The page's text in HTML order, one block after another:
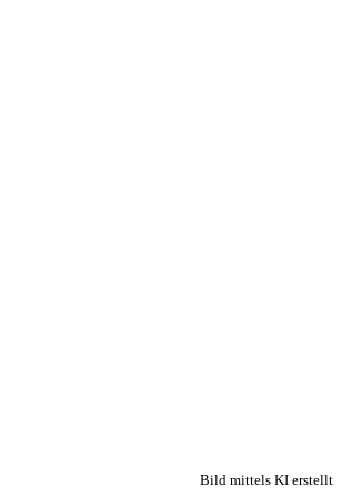
Bild mittels KI erstellt